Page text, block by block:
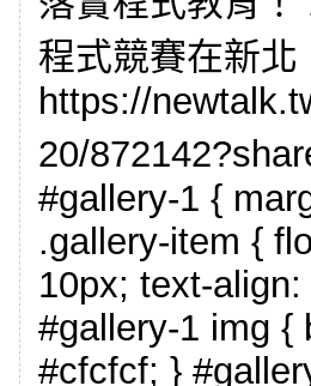
程式競賽在新北
https://
20/
#gallery-1 {
.gallery-item {
10px; text-
#gallery-1 img {
#cfcfcf; }